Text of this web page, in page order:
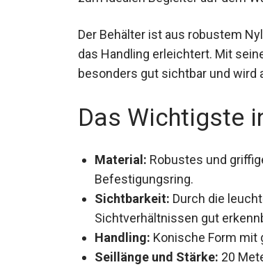
Der Behälter ist aus robustem
das Handling erleichtert. Mit
besonders gut sichtbar und wird
Das Wichtigste
Material: Robustes und
Befestigungsring.
Sichtbarkeit: Durch die
Sichtverhältnissen gut
Handling: Konische Form mit
Seillänge und Stärke: 20